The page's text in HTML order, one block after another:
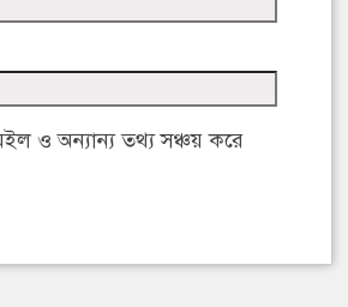
ও অন্যান্য তথ্য সঞ্চয় করে